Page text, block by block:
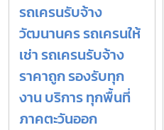
รถเครนรับจ้าง
วัฒนานคร รถเครนให้
เช่า รถเครนรับจ้าง
ราคาถูก รองรับทุก
งาน บริการ ทุกพื้นที่
ภาคตะวันออก